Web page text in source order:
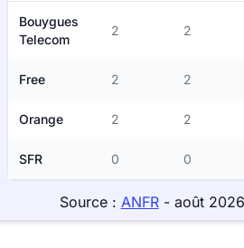
Bouygues
Telecom
2 2
Free 2 2
Orange 2 2
SFR 0 0
Source : ANFR- août 2026